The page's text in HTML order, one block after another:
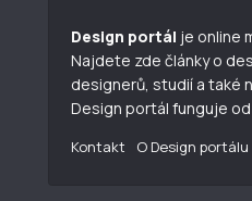
Design portál je online
Najdete zde články o
designerů, studií a také
Design portál funguje
Kontakt O Design portálu